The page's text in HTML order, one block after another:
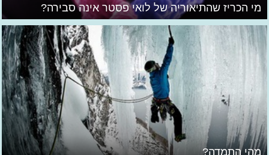
מי הכריז שהתיאוריה של לואי פסטר אינה סבירה?
מהי התמדה?